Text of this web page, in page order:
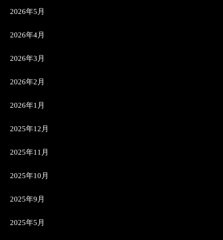
2026年5月
2026年4月
2026年3月
2026年2月
2026年1月
2025年12月
2025年11月
2025年10月
2025年9月
2025年5月